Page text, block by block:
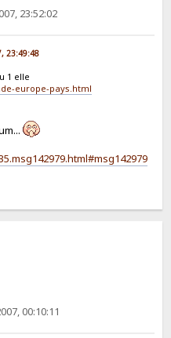
23:52:02
23:49:48
1 elle
europe-pays.html
00:10:11